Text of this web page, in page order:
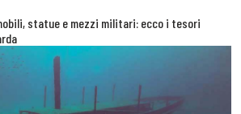
statue e mezzi militari: ecco i tesori